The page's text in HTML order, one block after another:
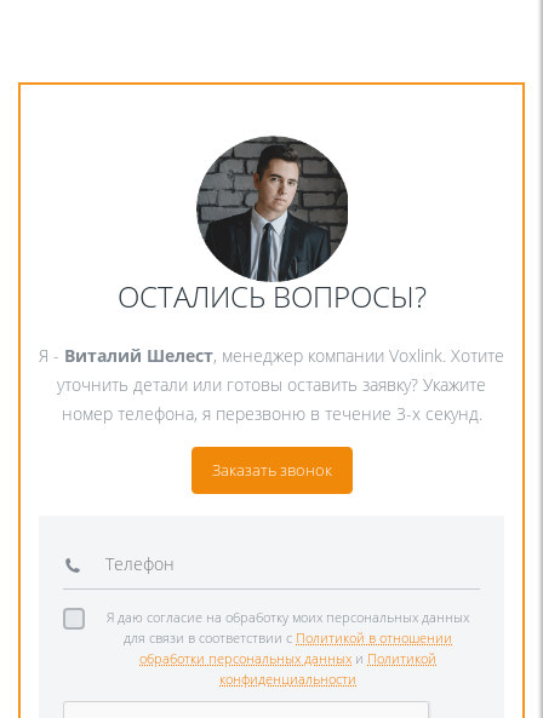
ОСТАЛИСЬ ВОПРОСЫ?
Я - Виталий Шелест, менеджер компании Voxlink. Хотите
уточнить детали или готовы оставить заявку? Укажите
номер телефона, я перезвоню в течение 3-х секунд.
Заказать звонок
Я даю согласие на обработку моих персональных данных
для связи в соответствии с Политикой в отношении
обработки персональных данных и Политикой
конфиденциальности